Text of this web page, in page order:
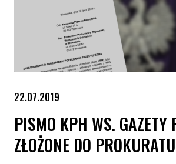
22.07.2019
PISMO KPH WS. GAZETY
ZŁOŻONE DO